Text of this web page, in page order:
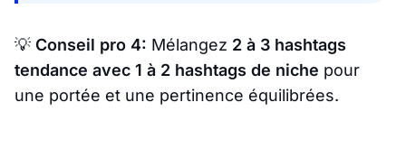
💡 Conseil pro 4: Mélangez 2 à 3 hashtags
tendance avec 1 à 2 hashtags de niche pour
une portée et une pertinence équilibrées.